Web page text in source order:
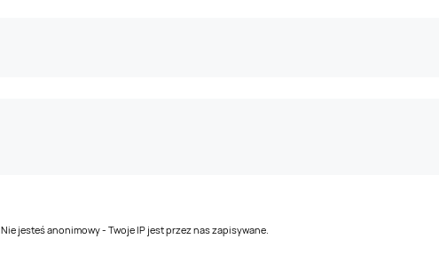
. Nie jesteś anonimowy - Twoje IP jest przez nas zapisywane.